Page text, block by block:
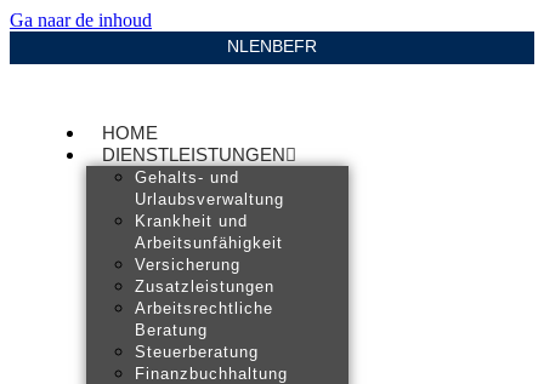
Ga naar de inhoud
NLENBEFR
HOME
DIENSTLEISTUNGEN
Gehalts- und
Urlaubsverwaltung
Krankheit und
Arbeitsunfähigkeit
Versicherung
Zusatzleistungen
Arbeitsrechtliche
Beratung
Steuerberatung
Finanzbuchhaltung